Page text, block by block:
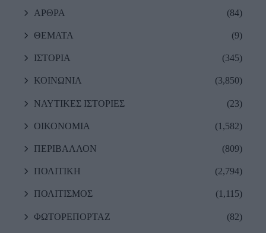
ΑΡΘΡΑ (84)
ΘΕΜΑΤΑ (9)
ΙΣΤΟΡΙΑ (345)
ΚΟΙΝΩΝΙΑ (3,850)
ΝΑΥΤΙΚΕΣ ΙΣΤΟΡΙΕΣ (23)
ΟΙΚΟΝΟΜΙΑ (1,582)
ΠΕΡΙΒΑΛΛΟΝ (809)
ΠΟΛΙΤΙΚΗ (2,794)
ΠΟΛΙΤΙΣΜΟΣ (1,115)
ΦΩΤΟΡΕΠΟΡΤΑΖ (82)